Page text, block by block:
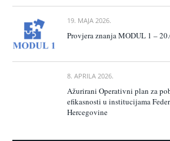
19. MAJA 2026.
Provjera znanja MODUL 1 –
8. APRILA 2026.
Ažurirani Operativni plan za
efikasnosti u institucijama
Hercegovine